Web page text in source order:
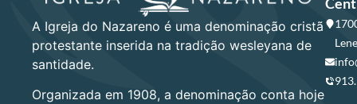
A Igreja do Nazareno é uma denominação cristã
protestante inserida na tradição wesleyana de
santidade.
Organizada em 1908, a denominação conta hoje